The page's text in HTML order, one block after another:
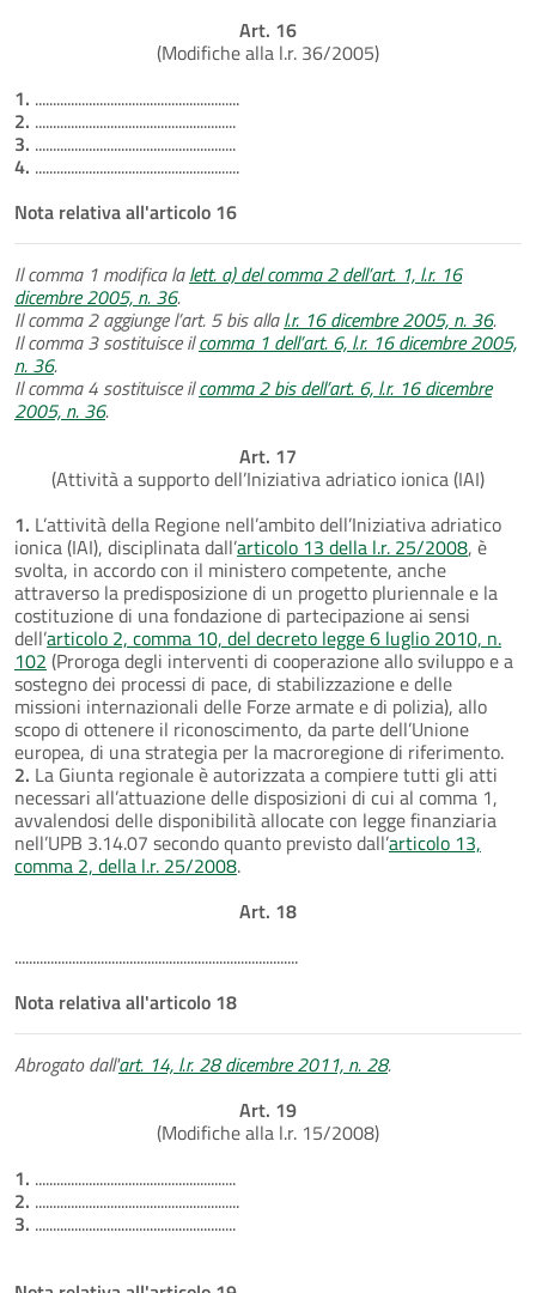
Art. 16
(Modifiche alla l.r. 36/2005)
1. .........................................................
2. ........................................................
3. ........................................................
4. .........................................................
Nota relativa all'articolo 16
Il comma 1 modifica lalett. a) del comma 2 dell’art. 1, l.r. 16
dicembre 2005, n. 36.
Il comma 2 aggiunge l’art. 5 bis allal.r. 16 dicembre 2005, n. 36.
Il comma 3 sostituisce ilcomma 1 dell’art. 6, l.r. 16 dicembre 2005,
n. 36.
Il comma 4 sostituisce ilcomma 2 bis dell’art. 6, l.r. 16 dicembre
2005, n. 36.
Art. 17
(Attività a supporto dell’Iniziativa adriatico ionica (IAI)
1. L’attività della Regione nell’ambito dell’Iniziativa adriatico
ionica (IAI), disciplinata dall’articolo 13 della l.r. 25/2008, è
svolta, in accordo con il ministero competente, anche
attraverso la predisposizione di un progetto pluriennale e la
costituzione di una fondazione di partecipazione ai sensi
dell’articolo 2, comma 10, del decreto legge 6 luglio 2010, n.
102 (Proroga degli interventi di cooperazione allo sviluppo e a
sostegno dei processi di pace, di stabilizzazione e delle
missioni internazionali delle Forze armate e di polizia), allo
scopo di ottenere il riconoscimento, da parte dell’Unione
europea, di una strategia per la macroregione di riferimento.
2. La Giunta regionale è autorizzata a compiere tutti gli atti
necessari all’attuazione delle disposizioni di cui al comma 1,
avvalendosi delle disponibilità allocate con legge finanziaria
nell’UPB 3.14.07 secondo quanto previsto dall’articolo 13,
comma 2, della l.r. 25/2008.
Art. 18
...............................................................................
Nota relativa all'articolo 18
Abrogato dall'art. 14, l.r. 28 dicembre 2011, n. 28.
Art. 19
(Modifiche alla l.r. 15/2008)
1. ........................................................
2. .........................................................
3. ........................................................